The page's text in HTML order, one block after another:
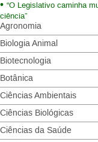
“O Legislativo caminha
ciência”
Agronomia
Biologia Animal
Biotecnologia
Botânica
Ciências Ambientais
Ciências Biológicas
Ciências da Saúde